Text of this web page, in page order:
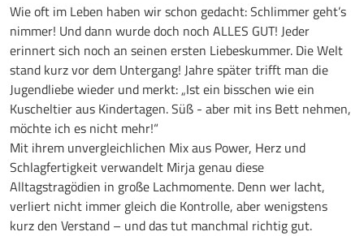
Wie oft im Leben haben wir schon gedacht: Schlimmer geht’s
nimmer! Und dann wurde doch noch ALLES GUT! Jeder
erinnert sich noch an seinen ersten Liebeskummer. Die Welt
stand kurz vor dem Untergang! Jahre später trifft man die
Jugendliebe wieder und merkt: „Ist ein bisschen wie ein
Kuscheltier aus Kindertagen. Süß - aber mit ins Bett nehmen,
möchte ich es nicht mehr!“
Mit ihrem unvergleichlichen Mix aus Power, Herz und
Schlagfertigkeit verwandelt Mirja genau diese
Alltagstragödien in große Lachmomente. Denn wer lacht,
verliert nicht immer gleich die Kontrolle, aber wenigstens
kurz den Verstand – und das tut manchmal richtig gut.